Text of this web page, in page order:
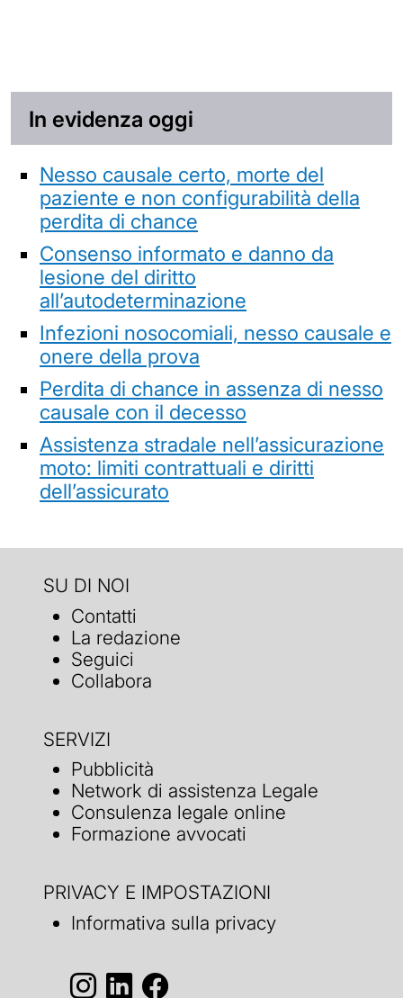
In evidenza oggi
Nesso causale certo, morte del
paziente e non configurabilità della
perdita di chance
Consenso informato e danno da
lesione del diritto
all’autodeterminazione
Infezioni nosocomiali, nesso causale e
onere della prova
Perdita di chance in assenza di nesso
causale con il decesso
Assistenza stradale nell’assicurazione
moto: limiti contrattuali e diritti
dell’assicurato
SU DI NOI
Contatti
La redazione
Seguici
Collabora
SERVIZI
Pubblicità
Network di assistenza Legale
Consulenza legale online
Formazione avvocati
PRIVACY E IMPOSTAZIONI
Informativa sulla privacy